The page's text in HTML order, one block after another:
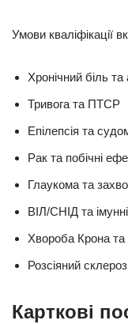
Умови кваліфікації
Хронічний біль та
Тривога та ПТСР
Епілепсія та
Рак та побічні
Глаукома та
ВІЛ/СНІД та
Хвороба Крона
Розсіяний
Карткові